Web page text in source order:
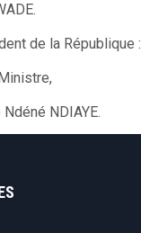
de la République :
NDIAYE.